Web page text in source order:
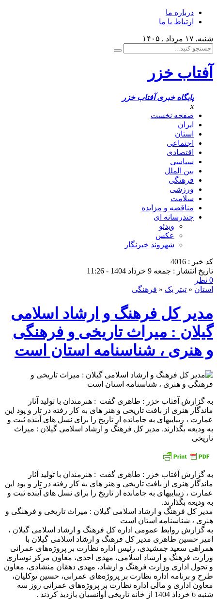
درباره ما
ارتباط با ما
شنبه, ۱۷ مرداد , ۱۴۰۵
آفتاب خزر
پایگاه خبری آفتاب خزر
x
صفحه نخست
ایران
استان
اجتماعی
اقتصادی
سیاسی
بین الملل
فرهنگی
ورزشی
سلامت
مناقصه و مزایده
چندرسانه ای
ویدئو
عکس
شهروند خبرنگار
کد خبر : 4016
تاریخ انتشار : جمعه 9 خرداد 1404 - 11:26
0 نظر
استان « تیتر یک « فرهنگی
مدیر کل فرهنگ و ارشاد اسلامی
گیلان : میراث تاریخی و فرهنگی
و هنری ، شناسنامه استان است
به گزارش آفتاب خزر : طاهری گفت : هنرمندان با تولید آثار
ماندگار هنری از بافت تاریخی و هنر های به کار رفته در تار و پود این
عمارت ، زیباییهای به جامانده از تاریخ را برای نسل های آینده ثبت و
به ودیعه بگذارند. مدیر کل فرهنگ و ارشاد اسلامی گیلان : میراث
تاریخی
به گزارش آفتاب خزر : طاهری گفت : هنرمندان با تولید آثار
ماندگار هنری از بافت تاریخی و هنر های به کار رفته در تار و پود این
عمارت ، زیباییهای به جامانده از تاریخ را برای نسل های آینده ثبت و
به ودیعه بگذارند.
مدیر کل فرهنگ و ارشاد اسلامی گیلان : میراث تاریخی و فرهنگی و
هنری ، شناسنامه استان است
به گزارش روابط عمومی اداره کل فرهنگ و ارشاد اسلامی گیلان ،
امیر حسین طاهری مدیر کل فرهنگ و ارشاد اسلامی گیلان با
همراهی سعید جمشیدی، رئیس اداره نظارت بر پروژه‌های عمرانی
وزارت فرهنگ و ارشاد اسلامی، مهدی احدی، معاون مرکز نوسازی
و تحول اداری وزارت فرهنگ و ارشاد، مهدی دهقان منشادی، معاون
طرح و برنامه اداره نظارت بر پروژه‌های عمرانی، حسین توکلیان،
معاون اداری و مالی اداره نظارت بر پروژه‌های عمرانی روز سه
شنبه 6 خرداد 1404 از خانه تاریخی آوانسیان بازدید کردند .